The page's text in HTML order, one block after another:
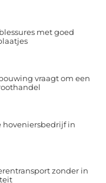
met goed
vraagt om een
hoveniersbedrijf in
zonder in